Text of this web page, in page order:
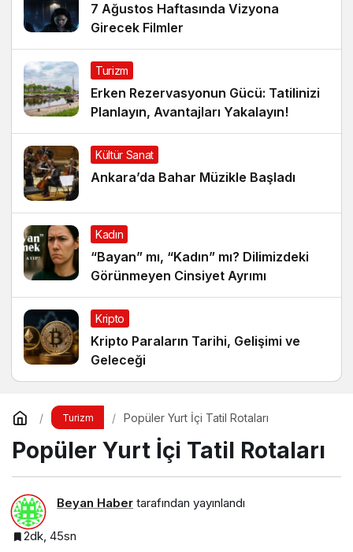
7 Ağustos Haftasında Vizyona
Girecek Filmler
Turizm
Erken Rezervasyonun Gücü: Tatilinizi
Planlayın, Avantajları Yakalayın!
Kültür Sanat
Ankara’da Bahar Müzikle Başladı
Kadın
“Bayan” mı, “Kadın” mı? Dilimizdeki
Görünmeyen Cinsiyet Ayrımı
Kripto
Kripto Paraların Tarihi, Gelişimi ve
Geleceği
Turizm Popüler Yurt İçi Tatil Rotaları
Popüler Yurt İçi Tatil Rotaları
Beyan Haber tarafından yayınlandı
2dk, 45sn